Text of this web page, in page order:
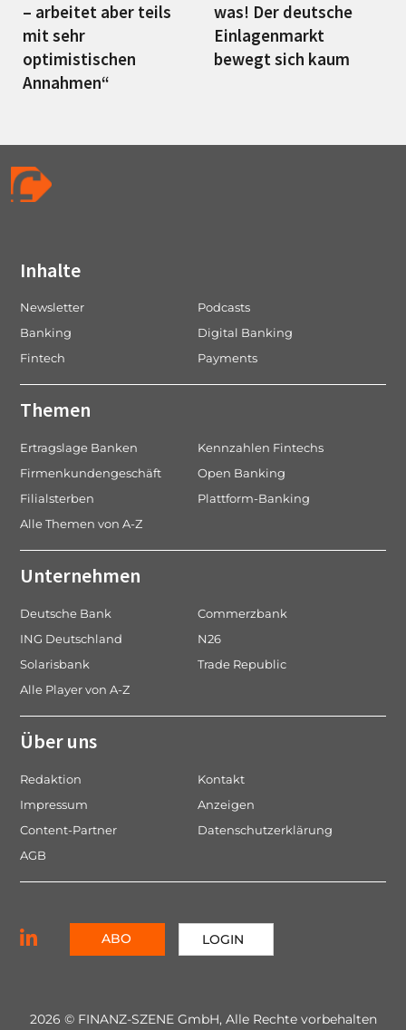
– arbeitet aber teils
mit sehr
optimistischen
Annahmen“
was! Der deutsche
Einlagenmarkt
bewegt sich kaum
Inhalte
Newsletter
Podcasts
Banking
Digital Banking
Fintech
Payments
Themen
Ertragslage Banken
Kennzahlen Fintechs
Firmenkundengeschäft
Open Banking
Filialsterben
Plattform-Banking
Alle Themen von A-Z
Unternehmen
Deutsche Bank
Commerzbank
ING Deutschland
N26
Solarisbank
Trade Republic
Alle Player von A-Z
Über uns
Redaktion
Kontakt
Impressum
Anzeigen
Content-Partner
Datenschutzerklärung
AGB
ABO LOGIN
2026 © FINANZ-SZENE GmbH, Alle Rechte vorbehalten